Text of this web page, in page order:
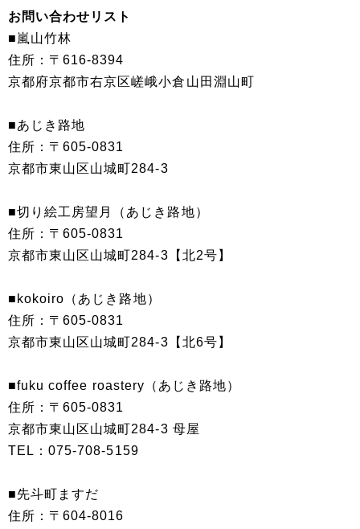
お問い合わせリスト
■嵐山竹林
住所：〒616-8394
京都府京都市右京区嵯峨小倉山田淵山町
■あじき路地
住所：〒605-0831
京都市東山区山城町284-3
■切り絵工房望月（あじき路地）
住所：〒605-0831
京都市東山区山城町284-3【北2号】
■kokoiro（あじき路地）
住所：〒605-0831
京都市東山区山城町284-3【北6号】
■fuku coffee roastery（あじき路地）
住所：〒605-0831
京都市東山区山城町284-3 母屋
TEL：075-708-5159
■先斗町ますだ
住所：〒604-8016